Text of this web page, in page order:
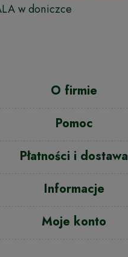
w doniczce
O firmie
Pomoc
Płatności i dostawa
Informacje
Moje konto